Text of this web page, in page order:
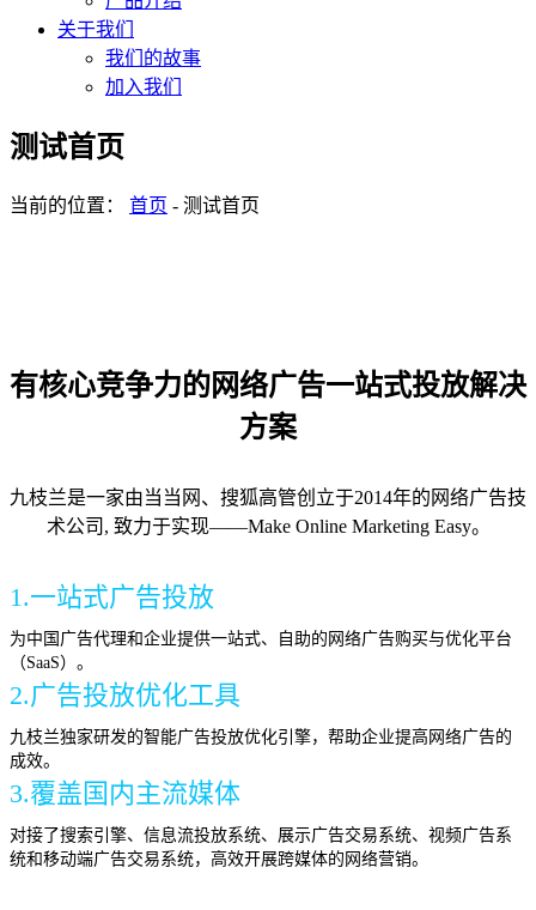
关于我们
我们的故事
加入我们
测试首页
当前的位置： 首页 - 测试首页
有核心竞争力的网络广告一站式投放解决
方案
九枝兰是一家由当当网、搜狐高管创立于2014年的网络广告技
术公司, 致力于实现——Make Online Marketing Easy。
1.一站式广告投放
为中国广告代理和企业提供一站式、自助的网络广告购买与优化平台
（SaaS）。
2.广告投放优化工具
九枝兰独家研发的智能广告投放优化引擎，帮助企业提高网络广告的
成效。
3.覆盖国内主流媒体
对接了搜索引擎、信息流投放系统、展示广告交易系统、视频广告系
统和移动端广告交易系统，高效开展跨媒体的网络营销。